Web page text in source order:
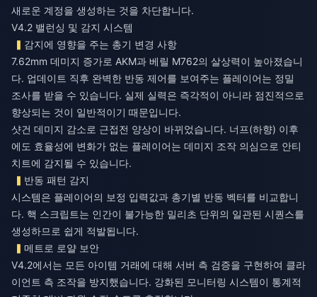
새로운 계정을 생성하는 것을 차단합니다.
V4.2 밸런싱 및 감지 시스템
감지에 영향을 주는 총기 변경 사항
7.62mm 데미지 증가로 AKM과 베릴 M762의 살상력이 높아졌습니
다. 업데이트 직후 완벽한 반동 제어를 보여주는 플레이어는 정밀
조사를 받을 수 있습니다. 실제 실력은 즉각적이 아니라 점진적으로
향상되는 것이 일반적이기 때문입니다.
샷건 데미지 감소로 근접전 양상이 바뀌었습니다. 너프(하향) 이후
에도 효율성에 변화가 없는 플레이어는 데미지 조작 의심으로 안티
치트에 감지될 수 있습니다.
반동 패턴 감지
시스템은 플레이어의 보정 입력값과 총기별 반동 벡터를 비교합니
다. 핵 스크립트는 인간이 불가능한 밀리초 단위의 일관된 시퀀스를
생성하므로 쉽게 적발됩니다.
메트로 로얄 보안
V4.2에서는 모든 아이템 거래에 대해 서버 측 검증을 구현하여 클라
이언트 측 조작을 방지했습니다. 강화된 모니터링 시스템이 통계적